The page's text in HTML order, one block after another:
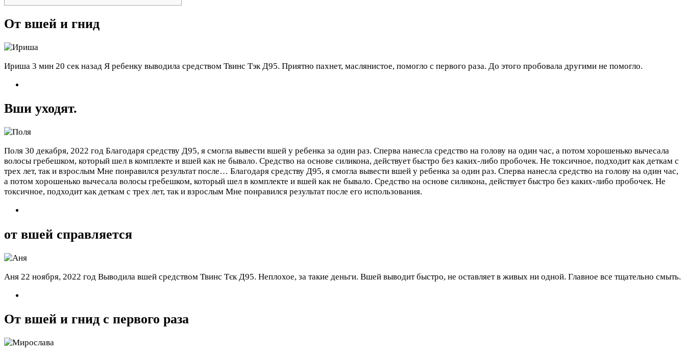
От вшей и гнид
Ириша 3 мин 20 сек назад Я ребенку выводила средством Твинс Тэк Д95. Приятно пахнет, маслянистое, помогло с первого раза. До этого пробовала другими не помогло.
Вши уходят.
Поля 30 декабря, 2022 год Благодаря средству Д95, я смогла вывести вшей у ребенка за один раз. Сперва нанесла средство на голову на один час, а потом хорошенько вычесала
волосы гребешком, который шел в комплекте и вшей как не бывало. Средство на основе силикона, действует быстро без каких-либо пробочек. Не токсичное, подходит как деткам с
трех лет, так и взрослым Мне понравился результат после… Благодаря средству Д95, я смогла вывести вшей у ребенка за один раз. Сперва нанесла средство на голову на один час,
а потом хорошенько вычесала волосы гребешком, который шел в комплекте и вшей как не бывало. Средство на основе силикона, действует быстро без каких-либо пробочек. Не
токсичное, подходит как деткам с трех лет, так и взрослым Мне понравился результат после его использования.
от вшей справляется
Аня 22 ноября, 2022 год Выводила вшей средством Твинс Тєк Д95. Неплохое, за такие деньги. Вшей выводит быстро, не оставляет в живых ни одной. Главное все тщательно смыть.
От вшей и гнид с первого раза